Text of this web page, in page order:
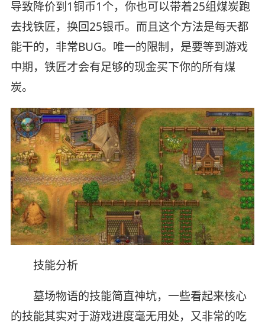
导致降价到1铜币1个，你也可以带着25组煤炭跑
去找铁匠，换回25银币。而且这个方法是每天都
能干的，非常BUG。唯一的限制，是要等到游戏
中期，铁匠才会有足够的现金买下你的所有煤
炭。
技能分析
墓场物语的技能简直神坑，一些看起来核心
的技能其实对于游戏进度毫无用处，又非常的吃